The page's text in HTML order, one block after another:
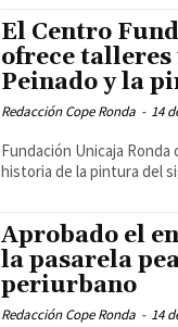
El Centro
ofrece
Peinado y la
Redacción Cope Ronda - 14
Fundación Unicaja
historia de la pintura del
Aprobado el
la pasarela
periurbano
Redacción Cope Ronda - 14